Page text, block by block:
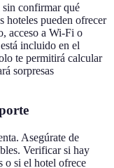
sin confirmar qué
hoteles pueden ofrecer
acceso a Wi-Fi o
incluido en el
te permitirá calcular
sorpresas
Asegúrate de
Verificar si hay
o si el hotel ofrece